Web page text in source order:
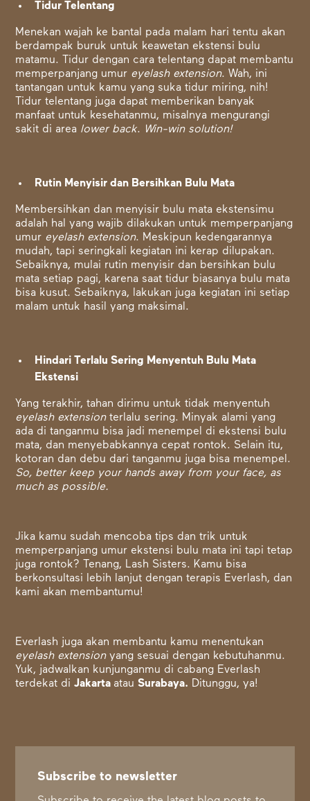
Tidur Telentang
Menekan wajah ke bantal pada malam hari tentu akan
berdampak buruk untuk keawetan ekstensi bulu
matamu. Tidur dengan cara telentang dapat membantu
memperpanjang umur eyelash extension. Wah, ini
tantangan untuk kamu yang suka tidur miring, nih!
Tidur telentang juga dapat memberikan banyak
manfaat untuk kesehatanmu, misalnya mengurangi
sakit di area lower back. Win-win solution!
Rutin Menyisir dan Bersihkan Bulu Mata
Membersihkan dan menyisir bulu mata ekstensimu
adalah hal yang wajib dilakukan untuk memperpanjang
umur eyelash extension. Meskipun kedengarannya
mudah, tapi seringkali kegiatan ini kerap dilupakan.
Sebaiknya, mulai rutin menyisir dan bersihkan bulu
mata setiap pagi, karena saat tidur biasanya bulu mata
bisa kusut. Sebaiknya, lakukan juga kegiatan ini setiap
malam untuk hasil yang maksimal.
Hindari Terlalu Sering Menyentuh Bulu Mata
Ekstensi
Yang terakhir, tahan dirimu untuk tidak menyentuh
eyelash extensionterlalu sering. Minyak alami yang
ada di tanganmu bisa jadi menempel di ekstensi bulu
mata, dan menyebabkannya cepat rontok. Selain itu,
kotoran dan debu dari tanganmu juga bisa menempel.
So, better keep your hands away from your face, as
much as possible.
Jika kamu sudah mencoba tips dan trik untuk
memperpanjang umur ekstensi bulu mata ini tapi tetap
juga rontok? Tenang, Lash Sisters. Kamu bisa
berkonsultasi lebih lanjut dengan terapis Everlash, dan
kami akan membantumu!
Everlash juga akan membantu kamu menentukan
eyelash extensionyang sesuai dengan kebutuhanmu.
Yuk, jadwalkan kunjunganmu di cabang Everlash
terdekat diJakarta atauSurabaya. Ditunggu, ya!
Subscribe to newsletter